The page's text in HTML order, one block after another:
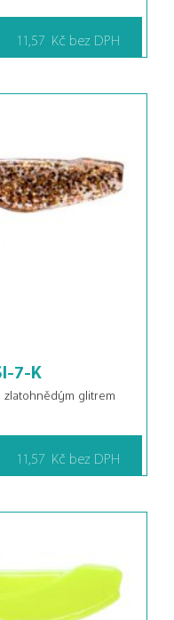
11,57 Kč bez DPH
7-K
zlatohnědým glitrem
11,57 Kč bez DPH